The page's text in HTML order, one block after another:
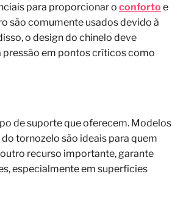
para proporcionar o conforto e
são comumente usados devido à
o design do chinelo deve
em pontos críticos como
de suporte que oferecem. Modelos
tornozelo são ideais para quem
recurso importante, garante
especialmente em superfícies